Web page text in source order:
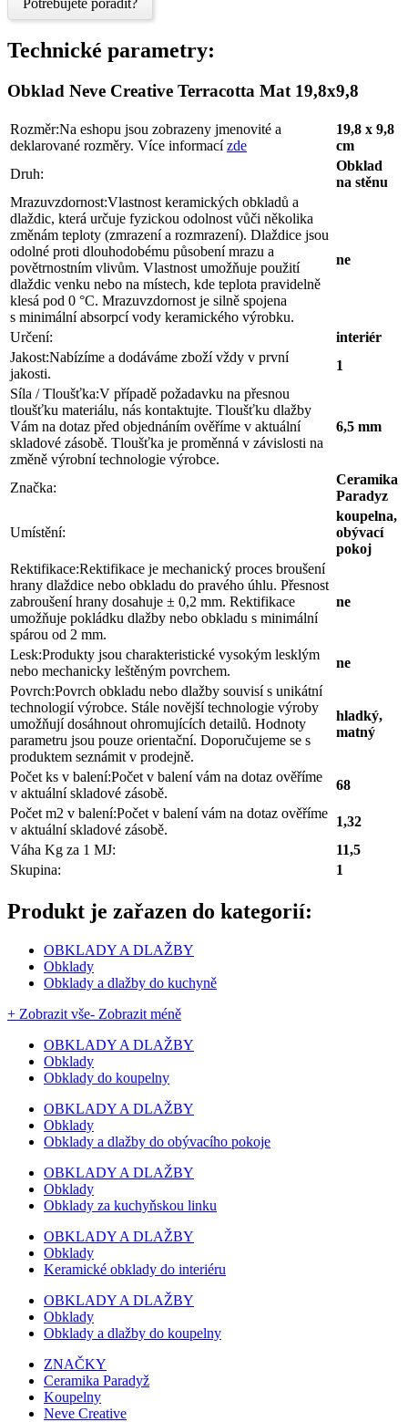
Potřebujete poradit?
Technické parametry:
Obklad Neve Creative Terracotta Mat 19,8x9,8
Rozměr:Na eshopu jsou zobrazeny jmenovité a
deklarované rozměry. Více informacízde
19,8 x 9,8
cm
Druh:
Obklad
na stěnu
Mrazuvzdornost:Vlastnost keramických obkladů a
dlaždic, která určuje fyzickou odolnost vůči několika
změnám teploty (zmrazení a rozmrazení). Dlaždice jsou
odolné proti dlouhodobému působení mrazu a
povětrnostním vlivům. Vlastnost umožňuje použití
dlaždic venku nebo na místech, kde teplota pravidelně
klesá pod 0 °C. Mrazuvzdornost je silně spojena
s minimální absorpcí vody keramického výrobku.
ne
Určení:
interiér
Jakost:Nabízíme a dodáváme zboží vždy v první
jakosti.
1
Síla / Tloušťka:V případě požadavku na přesnou
tloušťku materiálu, nás kontaktujte. Tloušťku dlažby
Vám na dotaz před objednáním ověříme v aktuální
skladové zásobě. Tloušťka je proměnná v závislosti na
změně výrobní technologie výrobce.
6,5 mm
Značka:
Ceramika
Paradyz
Umístění:
koupelna,
obývací
pokoj
Rektifikace:Rektifikace je mechanický proces broušení
hrany dlaždice nebo obkladu do pravého úhlu. Přesnost
zabroušení hrany dosahuje ± 0,2 mm. Rektifikace
umožňuje pokládku dlažby nebo obkladu s minimální
spárou od 2 mm.
ne
Lesk:Produkty jsou charakteristické vysokým lesklým
nebo mechanicky leštěným povrchem.
ne
Povrch:Povrch obkladu nebo dlažby souvisí s unikátní
technologií výrobce. Stále novější technologie výroby
umožňují dosáhnout ohromujících detailů. Hodnoty
parametru jsou pouze orientační. Doporučujeme se s
produktem seznámit v prodejně.
hladký,
matný
Počet ks v balení:Počet v balení vám na dotaz ověříme
v aktuální skladové zásobě.
68
Počet m2 v balení:Počet v balení vám na dotaz ověříme
v aktuální skladové zásobě.
1,32
Váha Kg za 1 MJ:
11,5
Skupina:
1
Produkt je zařazen do kategorií:
OBKLADY A DLAŽBY
Obklady
Obklady a dlažby do kuchyně
+ Zobrazit vše- Zobrazit méně
OBKLADY A DLAŽBY
Obklady
Obklady do koupelny
OBKLADY A DLAŽBY
Obklady
Obklady a dlažby do obývacího pokoje
OBKLADY A DLAŽBY
Obklady
Obklady za kuchyňskou linku
OBKLADY A DLAŽBY
Obklady
Keramické obklady do interiéru
OBKLADY A DLAŽBY
Obklady
Obklady a dlažby do koupelny
ZNAČKY
Ceramika Paradyž
Koupelny
Neve Creative